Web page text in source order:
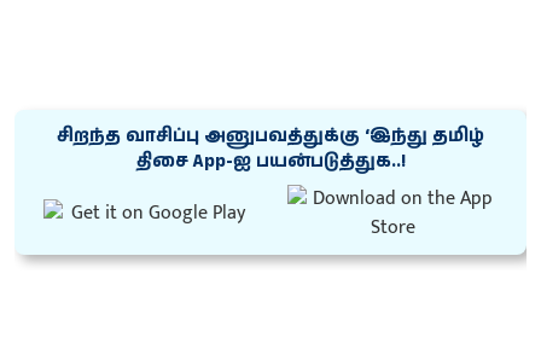
சிறந்த வாசிப்பு அனுபவத்துக்கு ‘இந்து தமிழ்
திசை App-ஐ பயன்படுத்துக..!